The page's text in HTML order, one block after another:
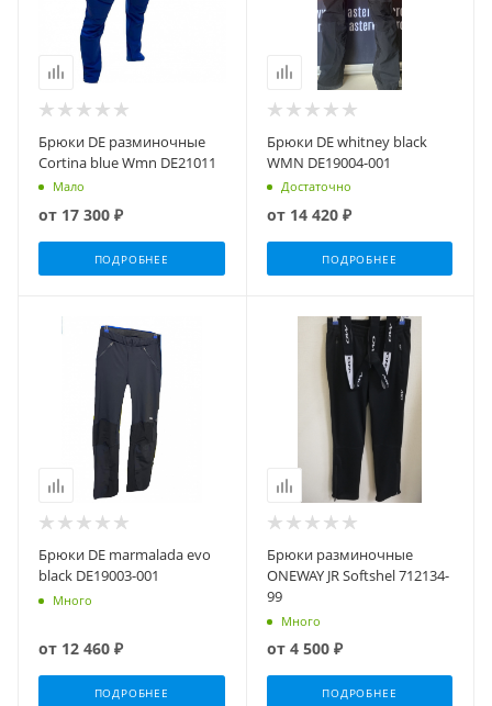
Брюки DE разминочные
Сortina blue Wmn DE21011
Мало
от 17 300 ₽
ПОДРОБНЕЕ
Брюки DE whitney black
WMN DE19004-001
Достаточно
от 14 420 ₽
ПОДРОБНЕЕ
Брюки DE marmalada evo
black DE19003-001
Много
от 12 460 ₽
ПОДРОБНЕЕ
Брюки разминочные
ONEWAY JR Softshel 712134-
99
Много
от 4 500 ₽
ПОДРОБНЕЕ